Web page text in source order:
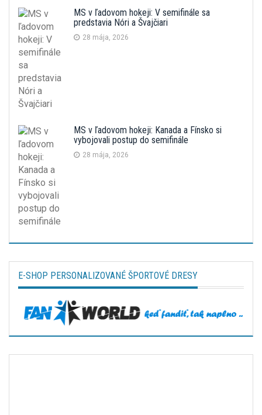
MS v ľadovom hokeji: V semifinále sa
predstavia Nóri a Švajčiari
28 mája, 2026
MS v ľadovom hokeji: Kanada a Fínsko si
vybojovali postup do semifinále
28 mája, 2026
E-SHOP PERSONALIZOVANÉ ŠPORTOVÉ DRESY